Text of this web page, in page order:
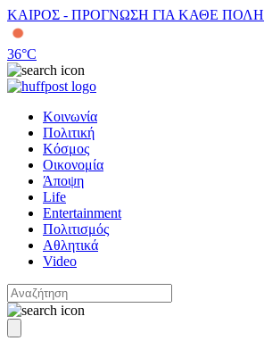
ΚΑΙΡΟΣ - ΠΡΟΓΝΩΣΗ ΓΙΑ ΚΑΘΕ ΠΟΛΗ
36°C
Κοινωνία
Πολιτική
Κόσμος
Οικονομία
Άποψη
Life
Entertainment
Πολιτισμός
Αθλητικά
Video